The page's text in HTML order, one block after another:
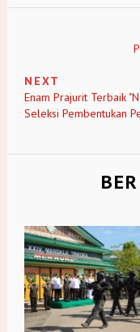
NEXT
Enam Prajurit Terbaik
Seleksi Pembentukan